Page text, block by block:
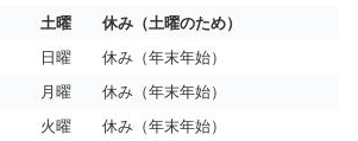
土曜
休み（土曜のため）
日曜
休み（年末年始）
月曜
休み（年末年始）
火曜
休み（年末年始）